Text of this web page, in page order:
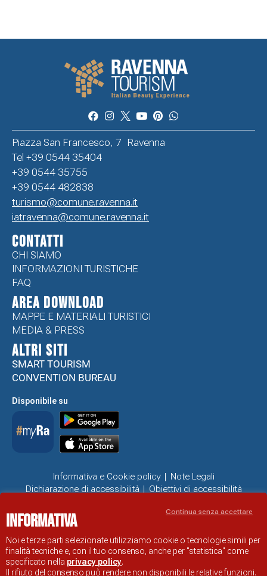
Piazza San Francesco, 7 Ravenna
Tel +39 0544 35404
+39 0544 35755
+39 0544 482838
turismo@comune.ravenna.it
iatravenna@comune.ravenna.it
CONTATTI
CHI SIAMO
INFORMAZIONI TURISTICHE
FAQ
Area Download
MAPPE E MATERIALI TURISTICI
MEDIA & PRESS
ALTRI SITI
SMART TOURISM
CONVENTION BUREAU
Disponibile su
Informativa e Cookie policy
Note Legali
Dichiarazione di accessibilità
Obiettivi di accessibilità
SITO UFFICIALE DI INFORMAZIONE TURISTICA DI RAVENNA
Informativa
Noi e terze parti selezionate utilizziamo cookie o tecnologie simili per
finalità tecniche e, con il tuo consenso, anche per "statistica" come
specificato nella privacy policy.
Il rifiuto del consenso può rendere non disponibili le relative funzioni.
Continua senza accettare